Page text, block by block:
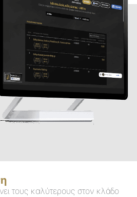
τους καλύτερους στον κλάδο